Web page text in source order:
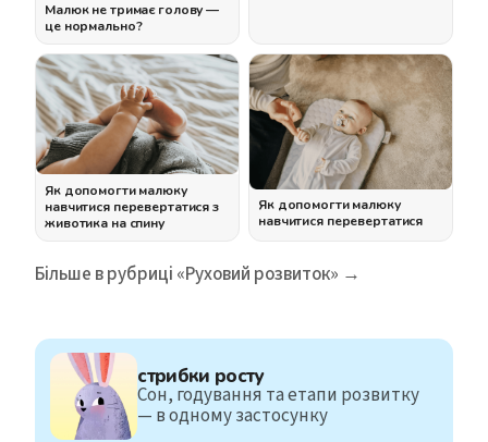
Малюк не тримає голову —
це нормально?
Як допомогти малюку
навчитися перевертатися з
животика на спину
Як допомогти малюку
навчитися перевертатися
Більше в рубриці «Руховий розвиток» →
стрибки росту
Сон, годування та етапи розвитку
— в одному застосунку